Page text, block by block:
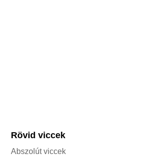
Rövid viccek
Abszolút viccek